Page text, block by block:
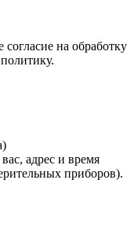
на обработку
адрес и время
приборов).